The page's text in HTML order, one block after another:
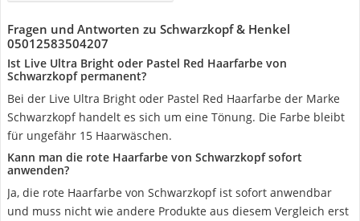
Fragen und Antworten zu ‎Schwarzkopf & Henkel
05012583504207
Ist Live Ultra Bright oder Pastel Red Haarfarbe von
Schwarzkopf permanent?
Bei der Live Ultra Bright oder Pastel Red Haarfarbe der Marke
Schwarzkopf handelt es sich um eine Tönung. Die Farbe bleibt
für ungefähr 15 Haarwäschen.
Kann man die rote Haarfarbe von Schwarzkopf sofort
anwenden?
Ja, die rote Haarfarbe von Schwarzkopf ist sofort anwendbar
und muss nicht wie andere Produkte aus diesem Vergleich erst